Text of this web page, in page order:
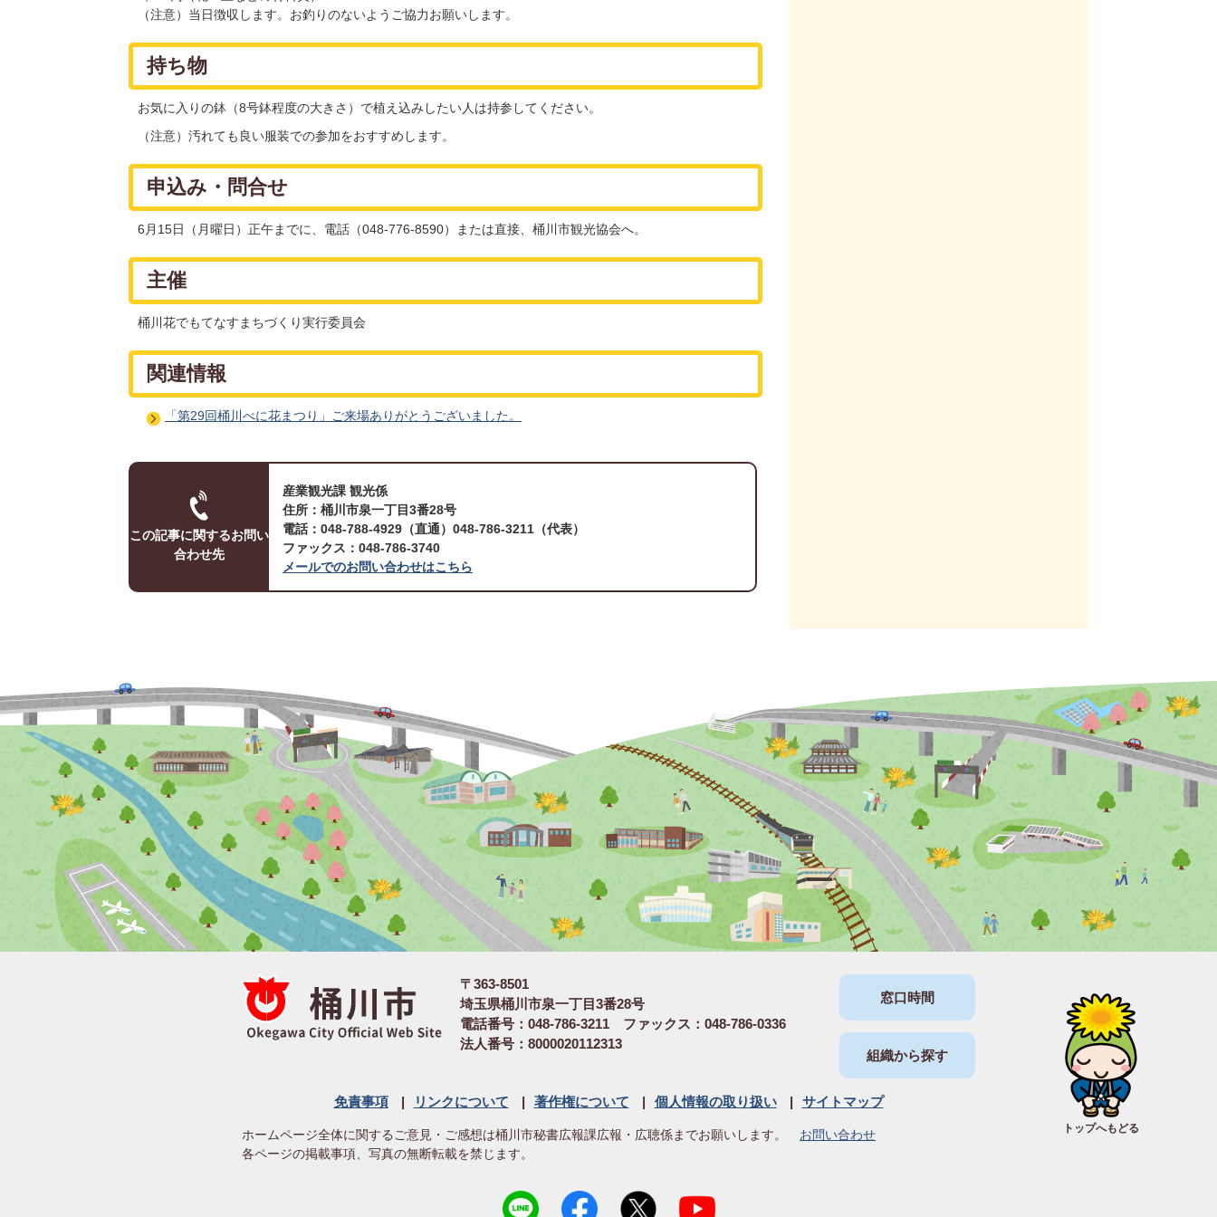
（注意）当日徴収します。お釣りのないようご協力お願いします。
持ち物
お気に入りの鉢（8号鉢程度の大きさ）で植え込みしたい人は持参してください。
（注意）汚れても良い服装での参加をおすすめします。
申込み・問合せ
6月15日（月曜日）正午までに、電話（048-776-8590）または直接、桶川市観光協会へ。
主催
桶川花でもてなすまちづくり実行委員会
関連情報
「第29回桶川べに花まつり」ご来場ありがとうございました。
この記事に関するお問い
合わせ先
産業観光課 観光係
住所：桶川市泉一丁目3番28号
電話：048-788-4929（直通）048-786-3211（代表）
ファックス：048-786-3740
メールでのお問い合わせはこちら
トップへもどる
〒363-8501
埼玉県桶川市泉一丁目3番28号
電話番号：048-786-3211 ファックス：048-786-0336
法人番号：8000020112313
窓口時間
組織から探す
免責事項 リンクについて 著作権について 個人情報の取り扱い サイトマップ
ホームページ全体に関するご意見・ご感想は桶川市秘書広報課広報・広聴係までお願いします。 お問い合わせ
各ページの掲載事項、写真の無断転載を禁じます。